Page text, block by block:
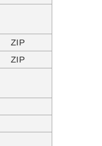
ZIP
ZIP